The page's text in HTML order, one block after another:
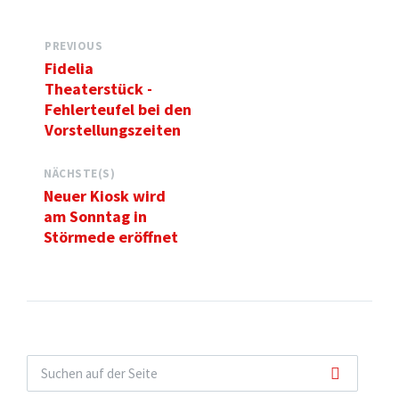
PREVIOUS
Fidelia
Theaterstück -
Fehlerteufel bei den
Vorstellungszeiten
NÄCHSTE(S)
Neuer Kiosk wird
am Sonntag in
Störmede eröffnet